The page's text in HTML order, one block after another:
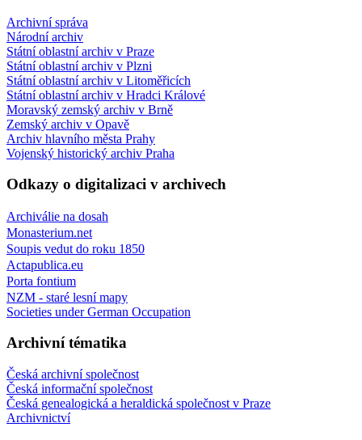
Archivní správa
Národní archiv
Státní oblastní archiv v Praze
Státní oblastní archiv v Plzni
Státní oblastní archiv v Litoměřicích
Státní oblastní archiv v Hradci Králové
Moravský zemský archiv v Brně
Zemský archiv v Opavě
Archiv hlavního města Prahy
Vojenský historický archiv Praha
Odkazy o digitalizaci v archivech
Archiválie na dosah
Monasterium.net
Soupis vedut do roku 1850
Actapublica.eu
Porta fontium
NZM - staré lesní mapy
Societies under German Occupation
Archivní tématika
Česká archivní společnost
Česká informační společnost
Česká genealogická a heraldická společnost v Praze
Archivnictví